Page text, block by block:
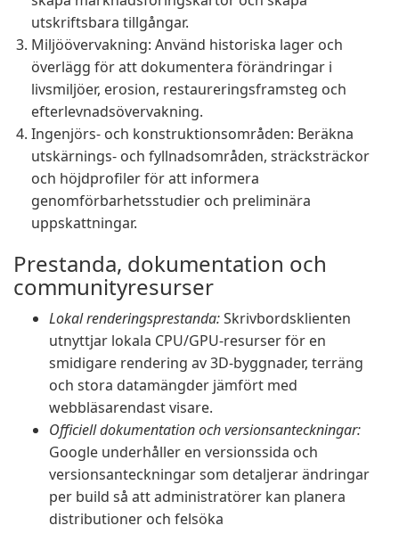
utskriftsbara tillgångar.
Miljöövervakning: Använd historiska lager och
överlägg för att dokumentera förändringar i
livsmiljöer, erosion, restaureringsframsteg och
efterlevnadsövervakning.
Ingenjörs- och konstruktionsområden: Beräkna
utskärnings- och fyllnadsområden, sträcksträckor
och höjdprofiler för att informera
genomförbarhetsstudier och preliminära
uppskattningar.
Prestanda, dokumentation och
communityresurser
Lokal renderingsprestanda:Skrivbordsklienten
utnyttjar lokala CPU/GPU-resurser för en
smidigare rendering av 3D-byggnader, terräng
och stora datamängder jämfört med
webbläsarendast visare.
Officiell dokumentation och versionsanteckningar:
Google underhåller en versionssida och
versionsanteckningar som detaljerar ändringar
per build så att administratörer kan planera
distributioner och felsöka